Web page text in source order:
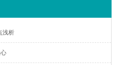
浅析